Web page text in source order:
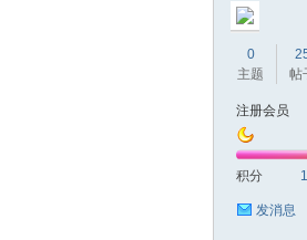
0
主题
帖
注册会员
积分
发消息